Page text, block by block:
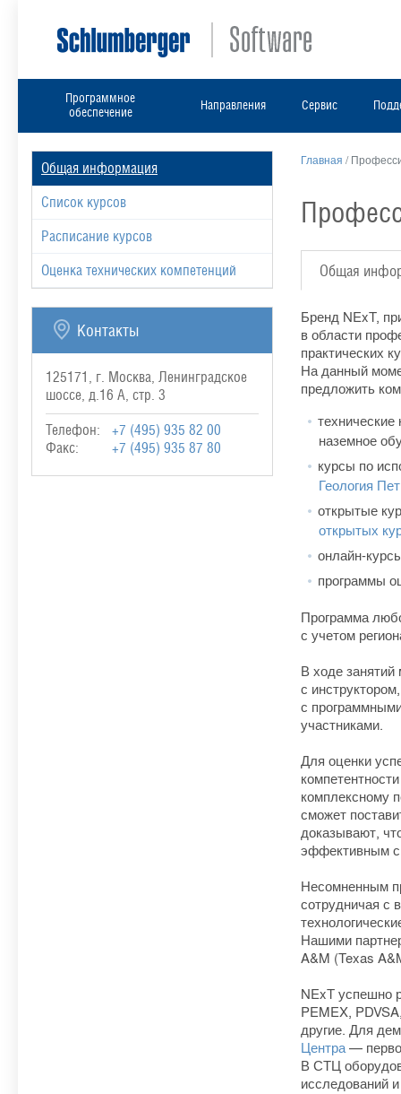
Программное
обеспечение
Направления Сервис
Общая информация
Список курсов
Расписание курсов
Оценка технических компетенций
Контакты
125171, г. Москва, Ленинградское
шоссе, д.16 А, стр. 3
Телефон:
+7 (495) 935 82 00
Факс:
+7 (495) 935 87 80
Главная /
Общая
Бренд NExT,
в области
практических
На данный
предложить
наземное
курсы по
Геология
открытые
открытых
онлайн-
программы
Программа
с учетом
В ходе
с
с
участниками.
Для оценки
комплексному
сможет
доказывают,
эффективным
Несомненным
сотрудничая с
Нашими
A&M (Texas
NExT успешно
PEMEX,
другие. Для
Центра—
В СТЦ
исследований